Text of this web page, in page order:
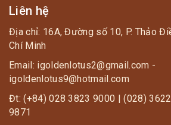
Liên hệ
Địa chỉ: 16A, Đường số 10, P. Thảo
Chí Minh
Email: igoldenlotus2@gmail.com -
igoldenlotus9@hotmail.com
Đt: (+84) 028 3823 9000 | (028)
9871